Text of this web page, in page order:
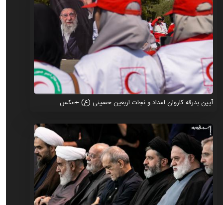
آیین بدرقه کاروان امداد و نجات اربعین حسینی (ع) +عکس